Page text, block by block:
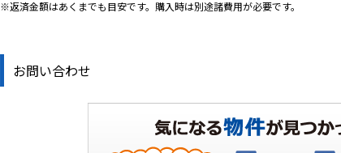
※返済金額はあくまでも目安です。購入時は別途諸費用が必要です。
お問い合わせ